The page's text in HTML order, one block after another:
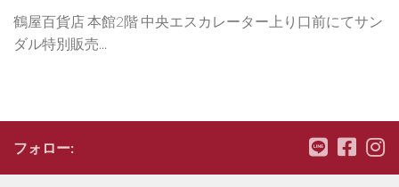
鶴屋百貨店 本館2階 中央エスカレーター上り口前にてサン
ダル特別販売...
フォロー: